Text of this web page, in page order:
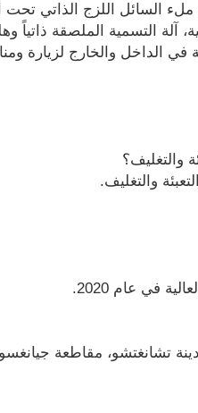
السائل اللزج الذاتي
آلة التسمية الملصقة ذاتياً
الداخل والخارج لزيارة
والتغليف؟
في عام 2020.